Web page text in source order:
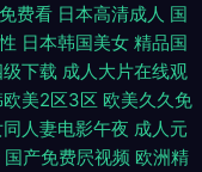
费看 日本高清成人 国
日本韩国美女 精品国
下载 成人大片在线观
欧美2区3区 欧美久久免
人妻电影午夜 成人元
国产免费屄视频 欧洲精